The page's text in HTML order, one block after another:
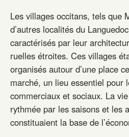
Les villages occitans, tels que
d’autres localités du
caractérisés par leur
ruelles étroites. Ces villages
organisés autour d’une place
marché, un lieu essentiel pour
commerciaux et sociaux. La
rythmée par les saisons et les
constituaient la base de